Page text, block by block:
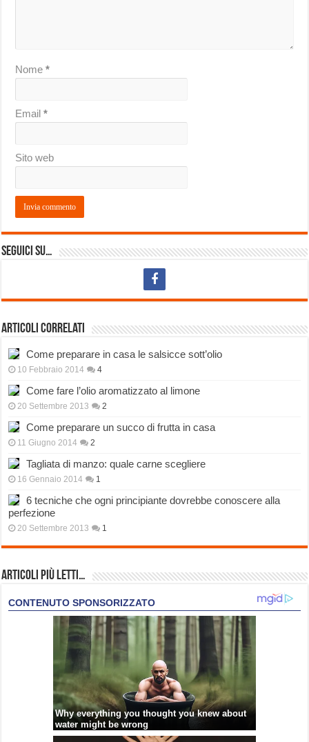
Nome*
Email*
Sito web
Seguici su…
Articoli correlati
Come preparare in casa le salsicce sott’olio
10 Febbraio 2014 4
Come fare l’olio aromatizzato al limone
20 Settembre 2013 2
Come preparare un succo di frutta in casa
11 Giugno 2014 2
Tagliata di manzo: quale carne scegliere
16 Gennaio 2014 1
6 tecniche che ogni principiante dovrebbe conoscere alla
perfezione
20 Settembre 2013 1
Articoli più Letti…